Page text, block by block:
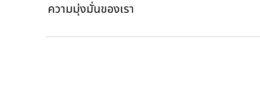
ความมุ่งมั่นของเรา